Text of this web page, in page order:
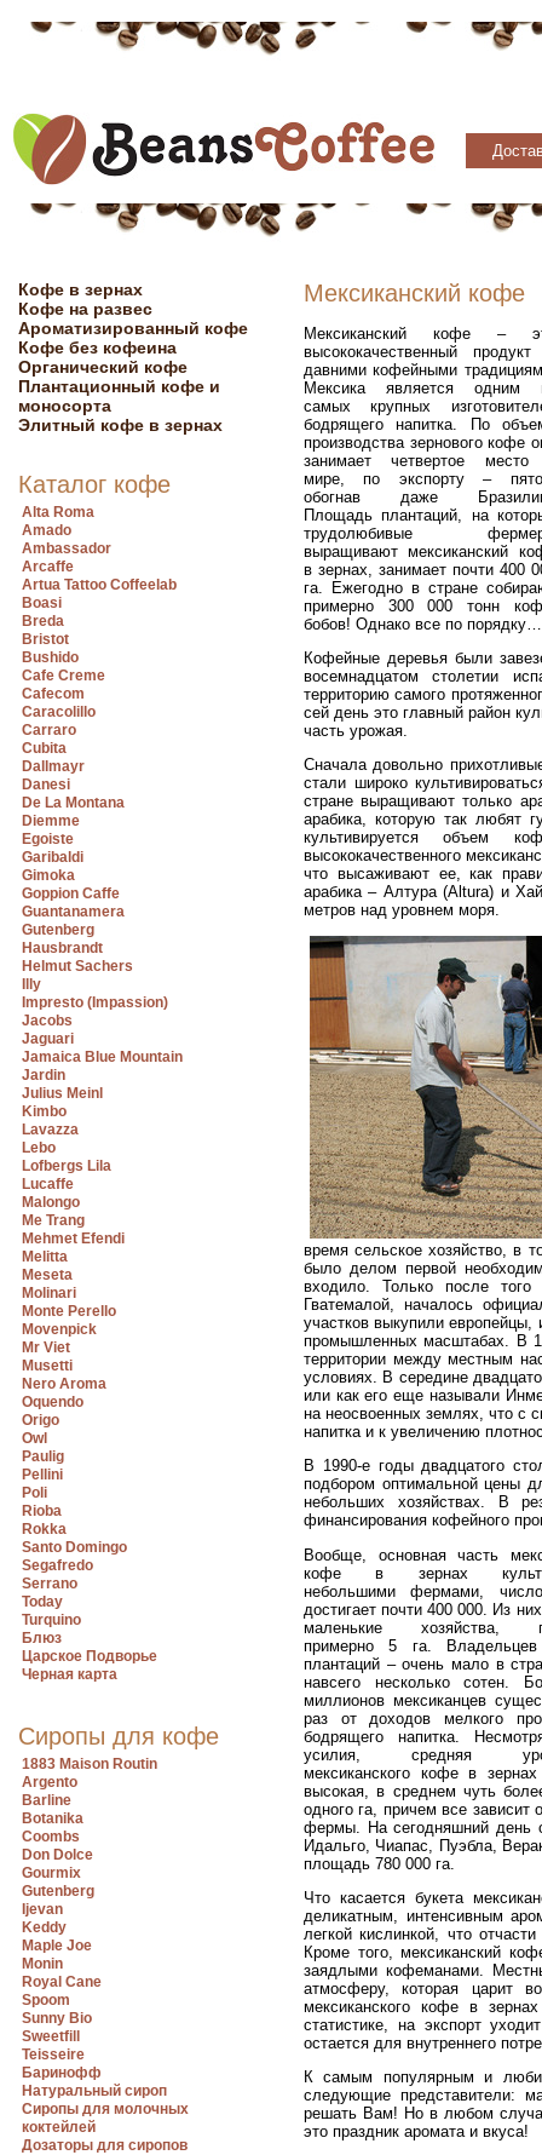
Кофе в зернах
Кофе на развес
Ароматизированный кофе
Кофе без кофеина
Органический кофе
Плантационный кофе и
моносорта
Элитный кофе в зернах
Каталог кофе
Alta Roma
Amado
Ambassador
Arcaffe
Artua Tattoo Coffeelab
Boasi
Breda
Bristot
Bushido
Cafe Creme
Cafecom
Caracolillo
Carraro
Cubita
Dallmayr
Danesi
De La Montana
Diemme
Egoiste
Garibaldi
Gimoka
Goppion Caffe
Guantanamera
Gutenberg
Hausbrandt
Helmut Sachers
Illy
Impresto (Impassion)
Jacobs
Jaguari
Jamaica Blue Mountain
Jardin
Julius Meinl
Kimbo
Lavazza
Lebo
Lofbergs Lila
Lucaffe
Malongo
Me Trang
Mehmet Efendi
Melitta
Meseta
Molinari
Monte Perello
Movenpick
Mr Viet
Musetti
Nero Aroma
Oquendo
Origo
Owl
Paulig
Pellini
Poli
Rioba
Rokka
Santo Domingo
Segafredo
Serrano
Today
Turquino
Блюз
Царское Подворье
Черная карта
Сиропы для кофе
1883 Maison Routin
Argento
Barline
Botanika
Coombs
Don Dolce
Gourmix
Gutenberg
Ijevan
Keddy
Maple Joe
Monin
Royal Cane
Spoom
Sunny Bio
Sweetfill
Teisseire
Баринофф
Натуральный сироп
Сиропы для молочных
коктейлей
Дозаторы для сиропов
Мексиканский кофе
Мексиканский кофе –
высококачественный
давними кофейными
Мексика является одним
самых крупных
бодрящего напитка. По
производства зернового кофе
занимает четвертое
мире, по экспорту –
обогнав даже
Площадь плантаций, на
трудолюбивые
выращивают мексиканский
в зернах, занимает почти 400
га. Ежегодно в стране
примерно 300 000 тонн
бобов! Однако все по порядку…
Кофейные деревья были
восемнадцатом столетии
территорию самого
сей день это главный район
часть урожая.
Сначала довольно
стали широко
стране выращивают только
арабика, которую так любят
культивируется объем
высококачественного
что высаживают ее, как
арабика – Алтура (Altura) и
метров над уровнем моря.
время сельское хозяйство, в
было делом первой
входило. Только после
Гватемалой, началось
участков выкупили европейцы,
промышленных масштабах. В
территории между местным
условиях. В середине
или как его еще называли
на неосвоенных землях, что с
напитка и к увеличению
В 1990-е годы двадцатого
подбором оптимальной цены
небольших хозяйствах. В
финансирования кофейного
Вообще, основная часть
кофе в зернах
небольшими фермами,
достигает почти 400 000. Из
маленькие хозяйства,
примерно 5 га.
плантаций – очень мало в
навсего несколько сотен.
миллионов мексиканцев
раз от доходов мелкого
бодрящего напитка.
усилия, средняя
мексиканского кофе в
высокая, в среднем чуть
одного га, причем все зависит
фермы. На сегодняшний день
Идальго, Чиапас, Пуэбла,
площадь 780 000 га.
Что касается букета
деликатным, интенсивным
легкой кислинкой, что
Кроме того, мексиканский
заядлыми кофеманами.
атмосферу, которая царит
мексиканского кофе в
статистике, на экспорт
остается для внутреннего
К самым популярным и
следующие представители:
решать Вам! Но в любом
это праздник аромата и вкуса!